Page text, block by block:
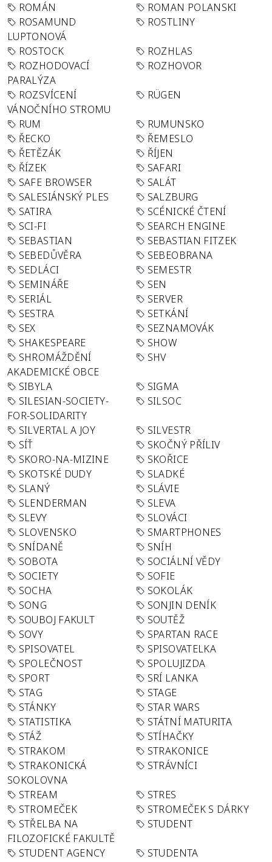
ROMÁN
ROMAN POLANSKI
ROSAMUND
LUPTONOVÁ
ROSTLINY
ROSTOCK
ROZHLAS
ROZHODOVACÍ
PARALÝZA
ROZHOVOR
ROZSVÍCENÍ
VÁNOČNÍHO STROMU
RÜGEN
RUM
RUMUNSKO
ŘECKO
ŘEMESLO
ŘETĚZÁK
ŘÍJEN
ŘÍZEK
SAFARI
SAFE BROWSER
SALÁT
SALESIÁNSKÝ PLES
SALZBURG
SATIRA
SCÉNICKÉ ČTENÍ
SCI-FI
SEARCH ENGINE
SEBASTIAN
SEBASTIAN FITZEK
SEBEDŮVĚRA
SEBEOBRANA
SEDLÁCI
SEMESTR
SEMINÁŘE
SEN
SERIÁL
SERVER
SESTRA
SETKÁNÍ
SEX
SEZNAMOVÁK
SHAKESPEARE
SHOW
SHROMÁŽDĚNÍ
AKADEMICKÉ OBCE
SHV
SIBYLA
SIGMA
SILESIAN-SOCIETY-
FOR-SOLIDARITY
SILSOC
SILVERTAL A JOY
SILVESTR
SÍŤ
SKOČNÝ PŘÍLIV
SKORO-NA-MIZINE
SKOŘICE
SKOTSKÉ DUDY
SLADKÉ
SLANÝ
SLÁVIE
SLENDERMAN
SLEVA
SLEVY
SLOVÁCI
SLOVENSKO
SMARTPHONES
SNÍDANĚ
SNÍH
SOBOTA
SOCIÁLNÍ VĚDY
SOCIETY
SOFIE
SOCHA
SOKOLÁK
SONG
SONJIN DENÍK
SOUBOJ FAKULT
SOUTĚŽ
SOVY
SPARTAN RACE
SPISOVATEL
SPISOVATELKA
SPOLEČNOST
SPOLUJIZDA
SPORT
SRÍ LANKA
STAG
STAGE
STÁNKY
STAR WARS
STATISTIKA
STÁTNÍ MATURITA
STÁŽ
STÍHAČKY
STRAKOM
STRAKONICE
STRAKONICKÁ
SOKOLOVNA
STRÁVNÍCI
STREAM
STRES
STROMEČEK
STROMEČEK S DÁRKY
STŘELBA NA
FILOZOFICKÉ FAKULTĚ
STUDENT
STUDENT AGENCY
STUDENTA